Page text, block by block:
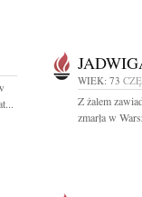
WIEK: 73
Z żalem
zmarła w